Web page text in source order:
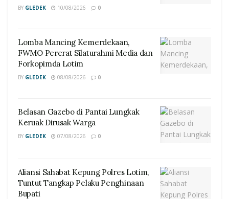
BY GLEDEK 10/08/2026 0
Lomba Mancing Kemerdekaan,
FWMO Pererat Silaturahmi Media dan
Forkopimda Lotim
BY GLEDEK 08/08/2026 0
Belasan Gazebo di Pantai Lungkak
Keruak Dirusak Warga
BY GLEDEK 07/08/2026 0
Aliansi Sahabat Kepung Polres Lotim,
Tuntut Tangkap Pelaku Penghinaan
Bupati